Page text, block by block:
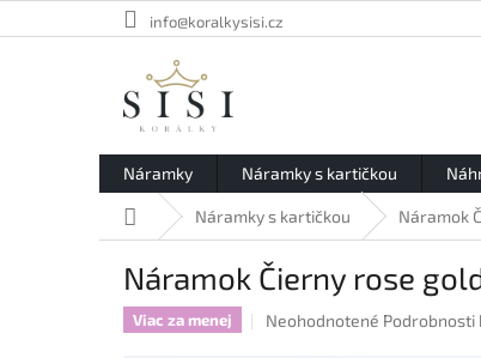
na
info@koralkysisi.cz
Náramky Náramky s kartičkou
DomovNáramky s kartičkou Náramok
Náramok Čierny rose
Viac za menej
Priemerné
Neohodnotené Podrobnosti